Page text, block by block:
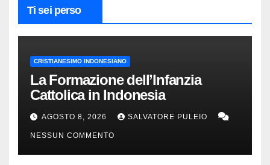
Ti sei perso
CRISTIANESIMO INDONESIANO
La Formazione dell’Infanzia
Cattolica in Indonesia
AGOSTO 8, 2026 SALVATORE PULEIO
NESSUN COMMENTO